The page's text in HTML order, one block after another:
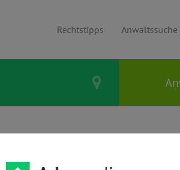
Rechtstipps Anwaltssuche